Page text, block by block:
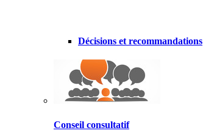
Décisions et recommandations
Conseil consultatif